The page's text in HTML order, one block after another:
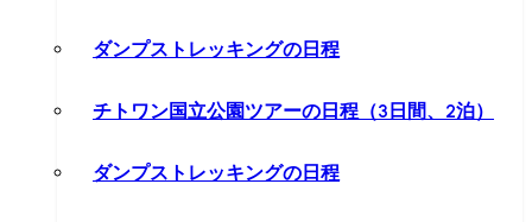
ダンプストレッキングの日程
チトワン国立公園ツアーの日程（3日間、2泊）
ダンプストレッキングの日程